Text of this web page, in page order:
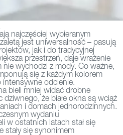
najczęściej wybieranym
jest uniwersalność – pasują
jak i do tradycyjnej
przestrzeń, daje wrażenie
wychodzi z mody. Co ważne,
się z każdym kolorem
intensywne odcienie.
bieli mniej widać drobne
że białe okna są wciąż
i domach jednorodzinnych.
wydaniu
w ostatnich latach stał się
stały się synonimem